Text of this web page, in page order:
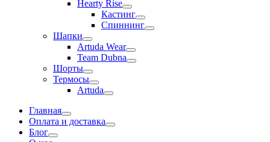
Hearty Rise
Кастинг
Спиннинг
Шапки
Artuda Wear
Team Dubna
Шорты
Термосы
Artuda
Главная
Оплата и доставка
Блог